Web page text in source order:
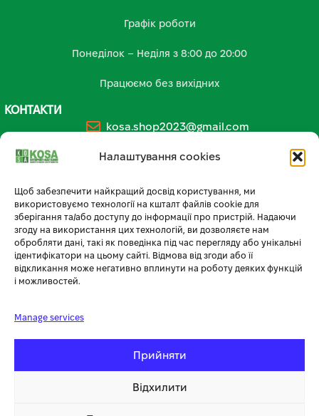
Налаштування cookies
Щоб забезпечити найкращий досвід користування, ми
використовуємо технології на кшталт файлів cookie для
зберігання та/або доступу до інформації про пристрій. Надаючи
згоду на використання цих технологій, ви дозволяєте нам
обробляти дані, такі як поведінка під час перегляду або унікальні
ідентифікатори на цьому сайті. Відмова від згоди або її
відкликання може негативно вплинути на роботу деяких функцій
і можливостей.
Manage services
Прийняти
Відхилити
Графік роботи
Понеділок – Неділя з 8:00 до 20:00
Працюємо без вихідних
КОНТАКТИ
kosa.shop2023@gmail.com
+38 (096) 185-94-30
🏪 МАГАЗИН KOSA У ТЕРНОПОЛІ
вул. Бродівська, 14
🕘 Пн–Нд: 08:00–20:00 📞096 796 14 54